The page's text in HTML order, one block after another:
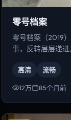
零号档案
零号档案（2019
事，反转层层递
高清 流畅
12万 85个月前